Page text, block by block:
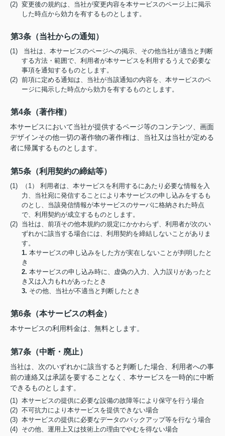
(2) 変更後の規約は、当社が変更内容を本サービスのページ上に掲示
した時点から効力を有するものとします。
第3条（当社からの通知）
(1) 当社は、本サービスのページへの掲示、その他当社が適当と判断
する方法・範囲で、利用者が本サービスを利用するうえで必要な
事項を通知するものとします。
(2) 前項に定める通知は、当社が当該通知の内容を、本サービスのペ
ージに掲示した時点から効力を有するものとします。
第4条（著作権）
本サービスにおいて当社が提供するページ等のコンテンツ、画面
デザインその他一切の著作物の著作権は、当社又は当社が定める
者に帰属するものとします。
第5条（利用契約の締結等）
(1) （1） 利用者は、本サービスを利用するにあたり必要な情報を入
力、当社宛に発信することにより本サービスの申し込みをするも
のとし、当該発信情報が本サービスのサーバに格納された時点
で、利用契約が成立するものとします。
(2) 当社は、前項その他本規約の規定にかかわらず、利用者が次のい
ずれかに該当する場合には、利用契約を締結しないことがありま
す。
1. 本サービスの申し込みをした方が実在しないことが判明したと
き
2. 本サービスの申し込み時に、虚偽の入力、入力誤りがあったと
き又は入力もれがあったとき
3. その他、当社が不適当と判断したとき
第6条（本サービスの料金）
本サービスの利用料金は、無料とします。
第7条（中断・廃止）
当社は、次のいずれかに該当すると判断した場合、利用者への事
前の連絡又は承諾を要することなく、本サービスを一時的に中断
できるものとします。
(1) 本サービスの提供に必要な設備の故障等により保守を行う場合
(2) 不可抗力により本サービスを提供できない場合
(3) 本サービスの提供に必要なデータのバックアップ等を行なう場合
(4) その他、運用上又は技術上の理由でやむを得ない場合